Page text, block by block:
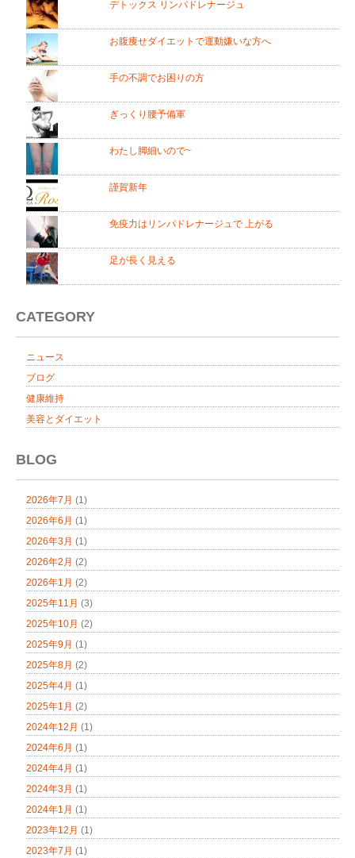
デトックス リンパドレナージュ
お腹痩せダイエットで運動嫌いな方へ
手の不調でお困りの方
ぎっくり腰予備軍
わたし脚細いので~
謹賀新年
免疫力はリンパドレナージュで 上がる
足が長く見える
CATEGORY
ニュース
ブログ
健康維持
美容とダイエット
BLOG
2026年7月 (1)
2026年6月 (1)
2026年3月 (1)
2026年2月 (2)
2026年1月 (2)
2025年11月 (3)
2025年10月 (2)
2025年9月 (1)
2025年8月 (2)
2025年4月 (1)
2025年1月 (2)
2024年12月 (1)
2024年6月 (1)
2024年4月 (1)
2024年3月 (1)
2024年1月 (1)
2023年12月 (1)
2023年7月 (1)